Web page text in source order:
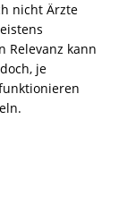
nicht Ärzte
Relevanz kann
je